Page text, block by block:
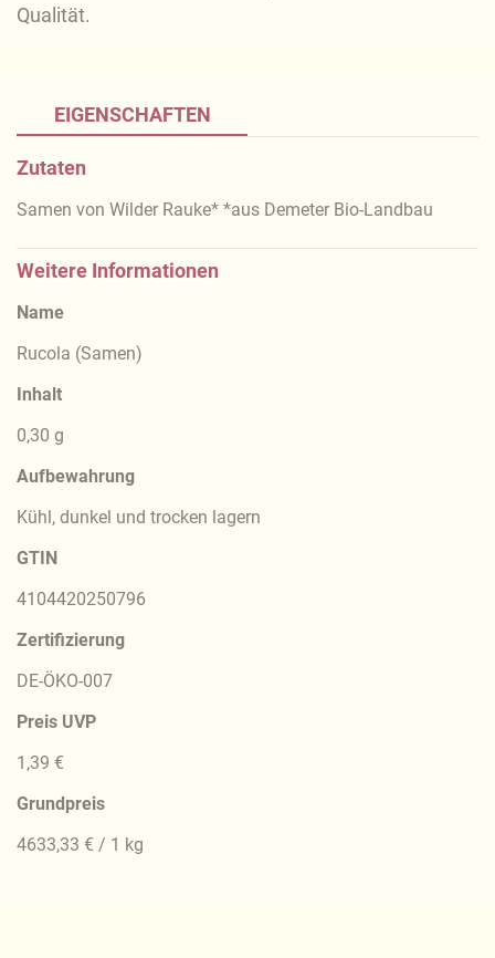
Qualität.
EIGENSCHAFTEN
Zutaten
Samen von Wilder Rauke* *aus Demeter Bio-Landbau
Weitere Informationen
Name
Rucola (Samen)
Inhalt
0,30 g
Aufbewahrung
Kühl, dunkel und trocken lagern
GTIN
4104420250796
Zertifizierung
DE-ÖKO-007
Preis UVP
1,39 €
Grundpreis
4633,33 € / 1 kg